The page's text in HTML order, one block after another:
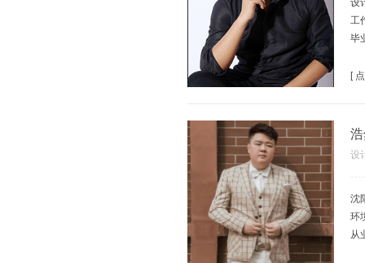
设
工
毕
设
度
主
蓝
[
设
沈
环
从